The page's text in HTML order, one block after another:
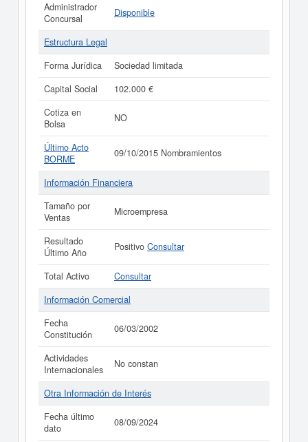
Administrador
Concursal
Disponible
Estructura Legal
Forma Jurídica
Sociedad limitada
Capital Social
102.000 €
Cotiza en
Bolsa
NO
Último Acto
BORME
09/10/2015 Nombramientos
Información Financiera
Tamaño por
Ventas
Microempresa
Resultado
Último Año
Positivo Consultar
Total Activo
Consultar
Información Comercial
Fecha
Constitución
06/03/2002
Actividades
Internacionales
No constan
Otra Información de Interés
Fecha último
dato
08/09/2024